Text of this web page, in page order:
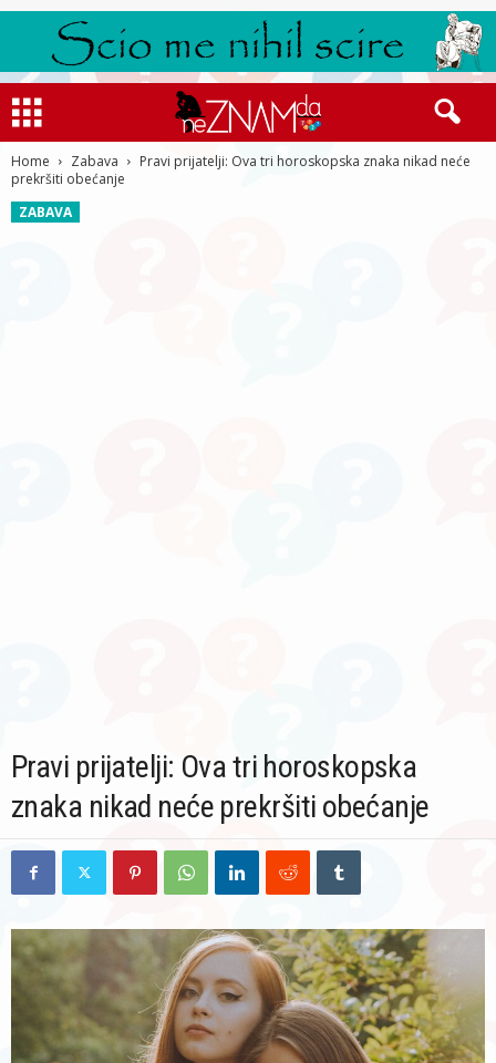
Home Zabava
Pravi prijatelji: Ova tri horoskopska znaka nikad neće
prekršiti obećanje
ZABAVA
Pravi prijatelji: Ova tri horoskopska
znaka nikad neće prekršiti obećanje